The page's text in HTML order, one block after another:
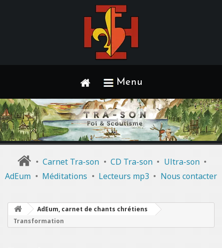
Menu
• Carnet Tra-son • CD Tra-son • Ultra-son •
AdEum • Méditations • Lecteurs mp3 • Nous contacter
AdEum, carnet de chants chrétiens
Transformation